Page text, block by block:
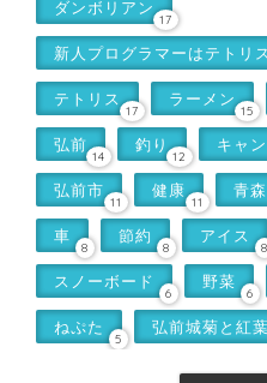
ダンボリアン
17
新人プログラマーはテトリ
テトリス
17
ラーメン
15
弘前
14
釣り
12
キャ
弘前市
11
健康
11
青
車
8
節約
8
アイス
8
スノーボード
6
野菜
6
ねぷた
5
弘前城菊と紅